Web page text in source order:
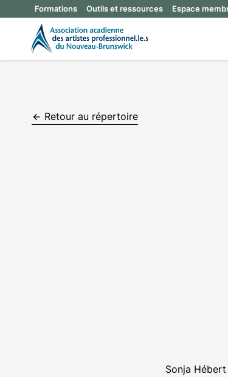
Formations Outils et ressources Espace
arrow_backward
Retour au répertoire
Sonja